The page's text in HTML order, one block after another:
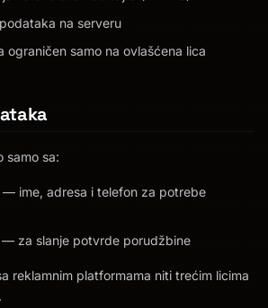
na serveru
ograničen samo na ovlašćena lica
samo sa:
— ime, adresa i telefon za potrebe
— za slanje potvrde porudžbine
reklamnim platformama niti trećim licima